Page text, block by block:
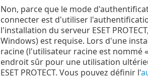
Non, parce que le mode
connecter est d'utiliser
l'installation du serveur ESET
Windows) est requise. Lors d'une
racine (l'utilisateur racine est nommé
endroit sûr pour une utilisation
ESET PROTECT. Vous pouvez définir l'